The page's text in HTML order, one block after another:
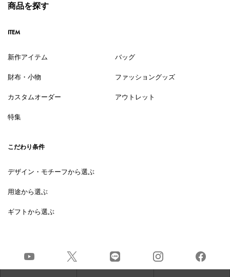
商品を探す
ITEM
新作アイテム バッグ
財布・小物 ファッショングッズ
カスタムオーダー アウトレット
特集
こだわり条件
デザイン・モチーフから選ぶ
用途から選ぶ
ギフトから選ぶ